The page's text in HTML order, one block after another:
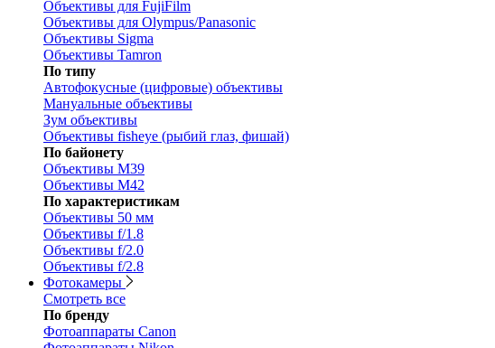
Объективы для FujiFilm
Объективы для Olympus/Panasonic
Объективы Sigma
Объективы Tamron
По типу
Автофокусные (цифровые) объективы
Мануальные объективы
Зум объективы
Объективы fisheye (рыбий глаз, фишай)
По байонету
Объективы M39
Объективы M42
По характеристикам
Объективы 50 мм
Объективы f/1.8
Объективы f/2.0
Объективы f/2.8
Фотокамеры
Смотреть все
По бренду
Фотоаппараты Canon